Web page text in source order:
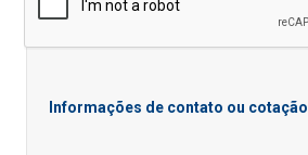
Informações de contato ou cotação